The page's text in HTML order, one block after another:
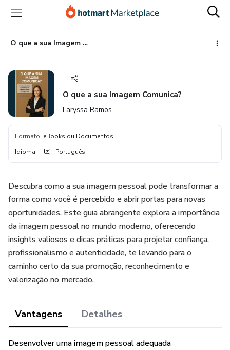
para
conteúdo
principal
para
pagamento
para
rodapé
O que a sua Imagem Comunica?
O que a sua Imagem Comunica?
Laryssa Ramos
Formato: eBooks ou Documentos
Idioma: Português
Descubra como a sua imagem pessoal pode transformar a
forma como você é percebido e abrir portas para novas
oportunidades. Este guia abrangente explora a importância
da imagem pessoal no mundo moderno, oferecendo
insights valiosos e dicas práticas para projetar confiança,
profissionalismo e autenticidade, te levando para o
caminho certo da sua promoção, reconhecimento e
valorização no mercado.
Vantagens Detalhes
Desenvolver uma imagem pessoal adequada